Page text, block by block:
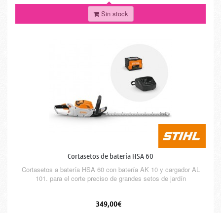
Sin stock
Cortasetos de batería HSA 60
Cortasetos a batería HSA 60 con batería AK 10 y cargador AL
101. para el corte preciso de grandes setos de jardín
349,00€